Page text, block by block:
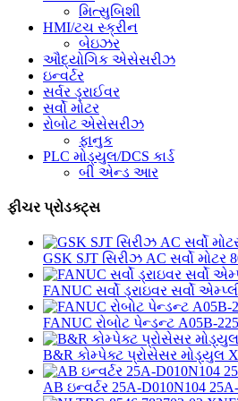
મિત્સુબિશી
HMI/ટચ સ્ક્રીન
બેઇઝર
ઔદ્યોગિક એસેસરીઝ
ઇન્વર્ટર
સર્વર ડ્રાઈવર
સર્વો મોટર
રોબોટ એસેસરીઝ
ફાનુક
PLC મોડ્યુલ/DCS કાર્ડ
બી એન્ડ આર
ફીચર પ્રોડક્ટ્સ
GSK SJT સિરીઝ AC સર્વો મોટર
FANUC સર્વો ડ્રાઇવર સર્વો
FANUC રોબોટ પેન્ડન્ટ A05B-
B&R કોમ્પેક્ટ પ્રોસેસર મોડ્યુલ
AB ઇન્વર્ટર 25A-D010N104